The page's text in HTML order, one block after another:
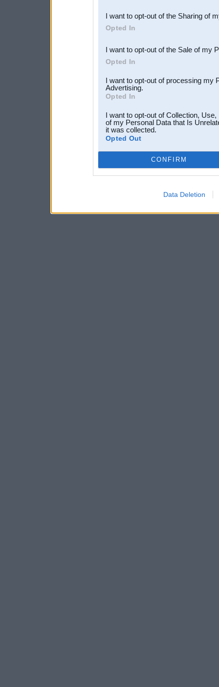
Downstream Participants
third parties.
I want to opt-out of the Sharing of
Opted In
I want to opt-out of the Sale of my
Opted In
I want to opt-out of processing my
Advertising.
Opted In
I want to opt-out of Collection,
of my Personal Data that Is
it was collected.
Opted Out
CONFIRM
Data Deletion